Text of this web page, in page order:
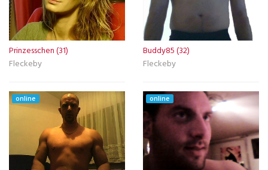
Prinzesschen (31)
Fleckeby
Buddy85 (32)
Fleckeby
online online